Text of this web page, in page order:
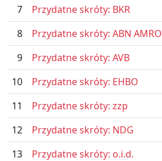
7
Przydatne skróty: BKR
8
Przydatne skróty: ABN AMRO
9
Przydatne skróty: AVB
10
Przydatne skróty: EHBO
11
Przydatne skróty: zzp
12
Przydatne skróty: NDG
13
Przydatne skróty: o.i.d.